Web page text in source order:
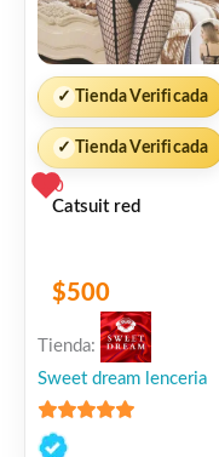
• Menor
• Mayor
• Disponible en
sin cargo
USOS
Aplicable sobre:
• Albañilería
✓ Tienda Verificada
✓ Tienda Verificada
0
Catsuit red
$500
Tienda:
Sweet dream lenceria
5de 5